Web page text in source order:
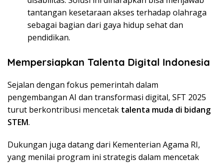
tantangan kesetaraan akses terhadap olahraga
sebagai bagian dari gaya hidup sehat dan
pendidikan.
Mempersiapkan Talenta Digital Indonesia
Sejalan dengan fokus pemerintah dalam
pengembangan AI dan transformasi digital, SFT 2025
turut berkontribusi mencetak talenta muda di bidang
STEM.
Dukungan juga datang dari Kementerian Agama RI,
yang menilai program ini strategis dalam mencetak